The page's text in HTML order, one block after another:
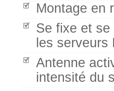
Montage en
Se fixe et
les
Antenne
intensité du